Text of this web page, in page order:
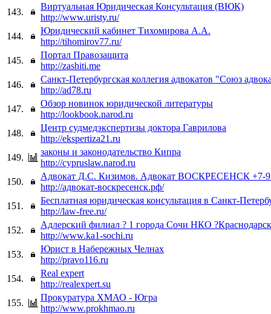
143.
Виртуальная Юридическая Консультация (ВЮК)
http://www.uristy.ru/
144.
Юридический кабинет Тихомирова А.А.
http://tihomirov77.ru/
145.
Портал Правозащита
http://zashiti.me
146.
Санкт-Петербургская коллегия адвокатов "Союз
http://ad78.ru
147.
Обзор новинок юридической литературы
http://lookbook.narod.ru
148.
Центр судмедэкспертизы доктора Гаврилова
http://ekspertiza21.ru
149.
законы и законодательство Кипра
http://cypruslaw.narod.ru
150.
Адвокат Д.С. Кизимов. Адвокат ВОСКРЕСЕНСК +7-
http://адвокат-воскресенск.рф/
151.
Бесплатная юридическая консультация в Санкт-
http://law-free.ru/
152.
Адлерский филиал ? 1 города Сочи НКО
http://www.ka1-sochi.ru
153.
Юрист в Набережных Челнах
http://pravo116.ru
154.
Real expert
http://realexpert.su
155.
Прокуратура ХМАО - Югра
http://www.prokhmao.ru